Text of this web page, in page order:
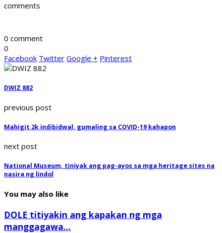
comments
0 comment
0
Facebook Twitter Google + Pinterest
DWIZ 882
previous post
Mahigit 2k indibidwal, gumaling sa COVID-19 kahapon
next post
National Museum, tiniyak ang pag-ayos sa mga heritage sites na
nasira ng lindol
You may also like
DOLE titiyakin ang kapakan ng mga
manggagawa...